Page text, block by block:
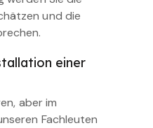
und die
einer
aber im
Fachleuten